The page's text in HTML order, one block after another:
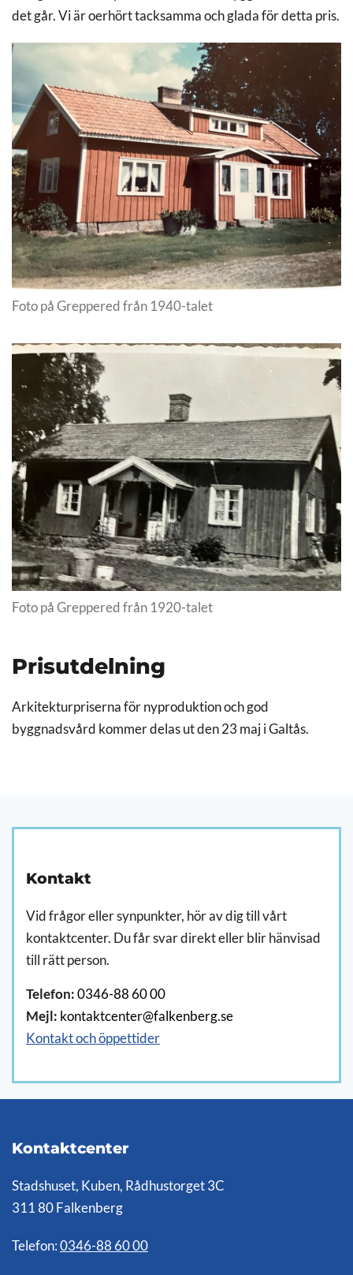
det går. Vi är oerhört tacksamma och glada för detta pris.
Foto på Greppered från 1940-talet
Foto på Greppered från 1920-talet
Prisutdelning
Arkitekturpriserna för nyproduktion och god
byggnadsvård kommer delas ut den 23 maj i Galtås.
Kontakt
Vid frågor eller synpunkter, hör av dig till vårt
kontaktcenter. Du får svar direkt eller blir hänvisad
till rätt person.
Telefon: 0346-88 60 00
Mejl: kontaktcenter@falkenberg.se
Kontakt och öppettider
Kontaktcenter
Stadshuset, Kuben, Rådhustorget 3C
311 80 Falkenberg
Telefon: 0346-88 60 00